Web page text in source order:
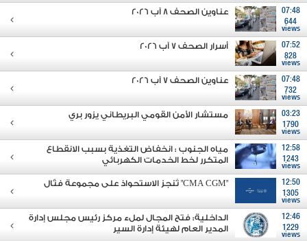
07:48
644
views
عناوين الصحف 8 آب 2026
07:52
828
views
أسرار الصحف 7 آب 2026
07:48
732
views
عناوين الصحف 7 آب 2026
03:23
1790
views
مستشار الأمن القومي البريطاني يزور بري
12:58
1243
views
مياه الجنوب : انخفاض التغذية بسبب الانقطاع
المتكرر لخط الخدمات الكهربائي
12:50
1305
views
"CMA CGM" تُنجز الاستحواذ على مجموعة فتّال
12:46
1229
views
الداخلية: فتح المجال لملء مركز رئيس مجلس إدارة
المدير العام لهيئة إدارة السير